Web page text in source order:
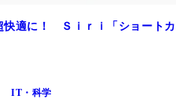
快適に！ Ｓｉｒｉ「ショートカ
IT・科学